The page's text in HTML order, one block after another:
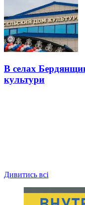
В селах
культури
Дивитись всі